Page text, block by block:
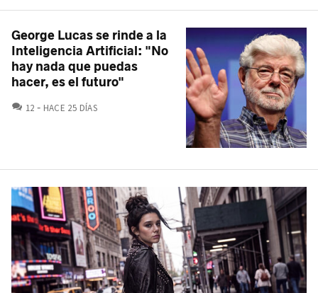
George Lucas se rinde a la
Inteligencia Artificial: "No
hay nada que puedas
hacer, es el futuro"
12 COMENTARIOS
HACE 25 DÍAS